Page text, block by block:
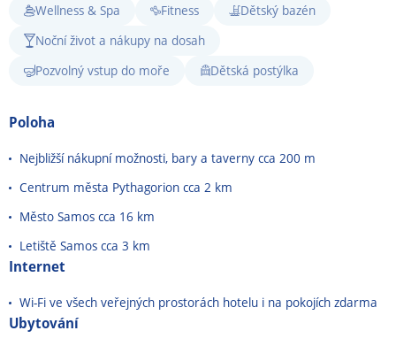
Wellness & Spa
Fitness
Dětský bazén
Noční život a nákupy na dosah
Pozvolný vstup do moře
Dětská postýlka
Poloha
Nejbližší nákupní možnosti, bary a taverny cca 200 m
Centrum města Pythagorion cca 2 km
Město Samos cca 16 km
Letiště Samos cca 3 km
Internet
Wi-Fi ve všech veřejných prostorách hotelu i na pokojích zdarma
Ubytování